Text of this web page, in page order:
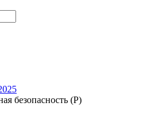
безопасность (Р)